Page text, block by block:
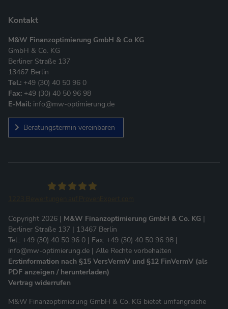
Kontakt
M&W Finanzoptimierung GmbH & Co KG
GmbH & Co. KG
Berliner Straße 137
13467 Berlin
Tel.: +49 (30) 40 50 96 0
Fax: +49 (30) 40 50 96 98
E-Mail: info@mw-optimierung.de
Beratungstermin vereinbaren
M&W Finanzoptimierung GmbH & Co.KG
Copyright 2026 | M&W Finanzoptimierung GmbH & Co. KG |
Berliner Straße 137 | 13467 Berlin
Tel.: +49 (30) 40 50 96 0 | Fax: +49 (30) 40 50 96 98 |
info@mw-optimierung.de | Alle Rechte vorbehalten
Erstinformation nach §15 VersVermV und §12 FinVermV (als
PDF anzeigen / herunterladen)
Vertrag widerrufen
M&W Finanzoptimierung GmbH & Co. KG bietet umfangreiche
Kundenbewertungen und Erfahrungen zu
SEHR GUT